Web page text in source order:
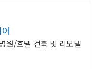
원/호텔 건축 및 리모델